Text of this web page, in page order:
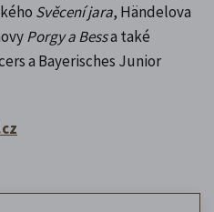
Svěcení jara, Händelova
Porgy a Bessa také
a Bayerisches Junior